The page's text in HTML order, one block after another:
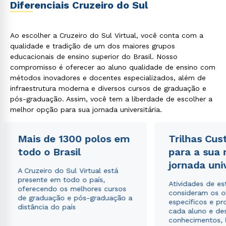
Diferenciais Cruzeiro do Sul
Ao escolher a Cruzeiro do Sul Virtual, você conta com a
qualidade e tradição de um dos maiores grupos
educacionais de ensino superior do Brasil. Nosso
compromisso é oferecer ao aluno qualidade de ensino com
métodos inovadores e docentes especializados, além de
infraestrutura moderna e diversos cursos de graduação e
pós-graduação. Assim, você tem a liberdade de escolher a
melhor opção para sua jornada universitária.
Mais de 1300 polos em
todo o Brasil
A Cruzeiro do Sul Virtual está
presente em todo o país,
oferecendo os melhores cursos
de graduação e pós-graduação a
distância do país
Trilhas
para a sua
jornada
Atividades de
consideram os
específicos e
cada aluno e
conhecimentos,
Estou de acordo com aPolítica de Privacidade. e
autorizo que meus dados sejam utilizados para o
envio de conteúdos da Cruzeiro do Sul.